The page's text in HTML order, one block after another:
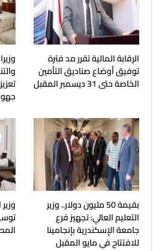
الرقابة المالية تقرر مد فترة
توفيق أوضاع صناديق التأمين
الخاصة حتى 31 ديسمبر المقبل
بقيمة 50 مليون دولار.. وزير
التعليم العالي: تجهيز فرع
جامعة الإسكندرية بإنجامينا
للافتتاح في مايو المقبل